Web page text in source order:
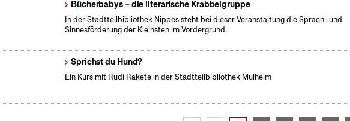
Bücherbabys – die literarische Krabbelgruppe
In der Stadtteilbibliothek Nippes steht bei dieser Veranstaltung die Sprach- und
Sinnesförderung der Kleinsten im Vordergrund.
Sprichst du Hund?
Ein Kurs mit Rudi Rakete in der Stadtteilbibliothek Mülheim